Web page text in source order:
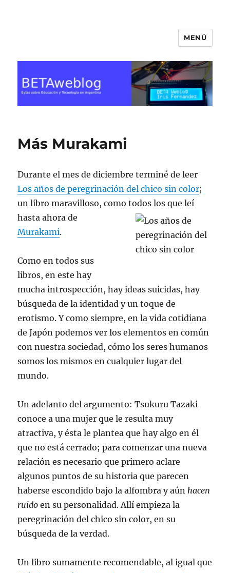
MENÚ
Más Murakami
Durante el mes de diciembre terminé de leer
Los años de peregrinación del chico sin color;
un libro maravilloso, como todos los que leí
hasta ahora de
Murakami.
Como en todos sus
libros, en este hay
mucha introspección, hay ideas suicidas, hay
búsqueda de la identidad y un toque de
erotismo. Y como siempre, en la vida cotidiana
de Japón podemos ver los elementos en común
con nuestra sociedad, cómo los seres humanos
somos los mismos en cualquier lugar del
mundo.
Un adelanto del argumento: Tsukuru Tazaki
conoce a una mujer que le resulta muy
atractiva, y ésta le plantea que hay algo en él
que no está cerrado; para comenzar una nueva
relación es necesario que primero aclare
algunos puntos de su historia que parecen
haberse escondido bajo la alfombra y aúnhacen
ruido en su personalidad. Allí empieza la
peregrinación del chico sin color, en su
búsqueda de la verdad.
Un libro sumamente recomendable, al igual que